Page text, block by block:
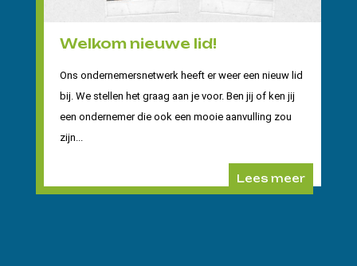
Welkom nieuwe lid!
Ons ondernemersnetwerk heeft er weer een nieuw lid
bij. We stellen het graag aan je voor. Ben jij of ken jij
een ondernemer die ook een mooie aanvulling zou
zijn...
Lees meer